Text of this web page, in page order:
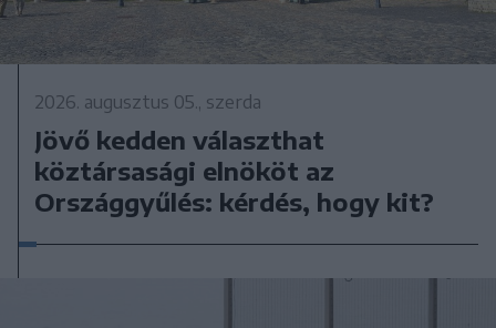
2026. augusztus 05., szerda
Jövő kedden választhat
köztársasági elnököt az
Országgyűlés: kérdés, hogy kit?